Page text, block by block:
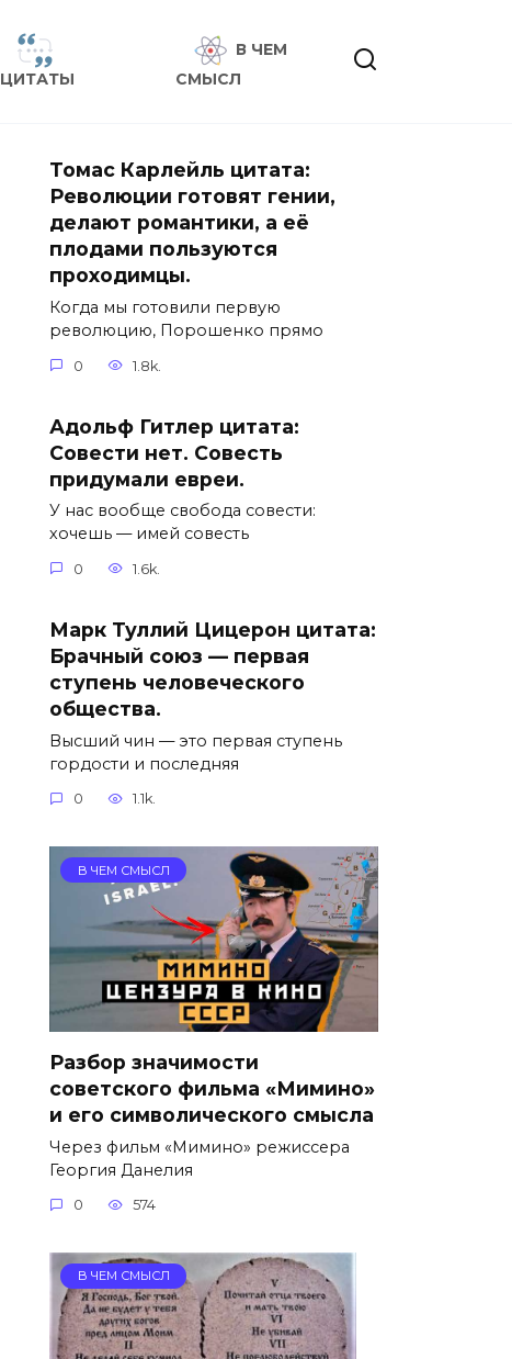
ЦИТАТЫ
В ЧЕМ
СМЫСЛ
Томас Карлейль цитата:
Революции готовят гении,
делают романтики, а её
плодами пользуются
проходимцы.
Когда мы готовили первую
революцию, Порошенко прямо
0 1.8k.
Адольф Гитлер цитата:
Совести нет. Совесть
придумали евреи.
У нас вообще свобода совести:
хочешь — имей совесть
0 1.6k.
Марк Туллий Цицерон цитата:
Брачный союз — первая
ступень человеческого
общества.
Высший чин — это первая ступень
гордости и последняя
0 1.1k.
В ЧЕМ СМЫСЛ
Разбор значимости
советского фильма «Мимино»
и его символического смысла
Через фильм «Мимино» режиссера
Георгия Данелия
0 574
В ЧЕМ СМЫСЛ